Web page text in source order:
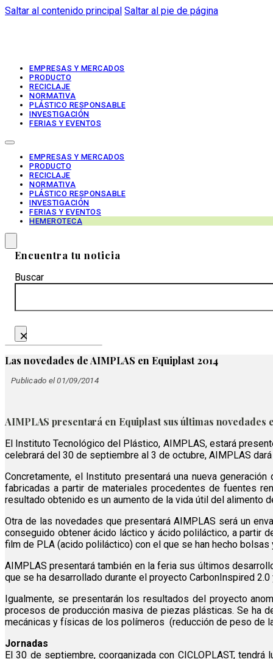
Saltar al contenido principal Saltar al pie de página
EMPRESAS Y MERCADOS
PRODUCTO
RECICLAJE
NORMATIVA
PLÁSTICO RESPONSABLE
INVESTIGACIÓN
FERIAS Y EVENTOS
EMPRESAS Y MERCADOS
PRODUCTO
RECICLAJE
NORMATIVA
PLÁSTICO RESPONSABLE
INVESTIGACIÓN
FERIAS Y EVENTOS
HEMEROTECA
Encuentra tu noticia
Buscar
×
Las novedades de AIMPLAS en Equiplast 2014
Publicado el 01/09/2014
AIMPLAS presentará en Equiplast sus últimas
El Instituto Tecnológico del Plástico, AIMPLAS, estará
celebrará del 30 de septiembre al 3 de octubre, AIMPLAS
Concretamente, el Instituto presentará una nueva
fabricadas a partir de materiales procedentes de fuentes
resultado obtenido es un aumento de la vida útil del alimento
Otra de las novedades que presentará AIMPLAS será un
conseguido obtener ácido láctico y ácido poliláctico, a partir
film de PLA (acido poliláctico) con el que se han hecho
AIMPLAS presentará también en la feria sus últimos
que se ha desarrollado durante el proyecto CarbonInspired
Igualmente, se presentarán los resultados del proyecto
procesos de producción masiva de piezas plásticas. Se ha
mecánicas y físicas de los polímeros (reducción de peso de
Jornadas
El 30 de septiembre, coorganizada con CICLOPLAST,